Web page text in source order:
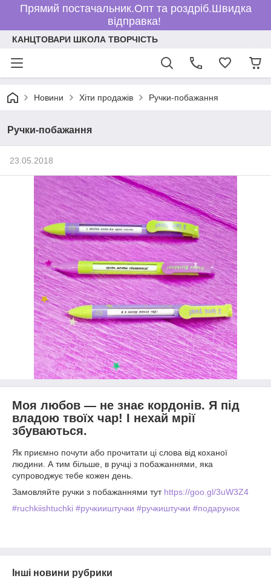
Прямий постачальник.Опт та роздріб.Швидка
відправка!
КАНЦТОВАРИ ШКОЛА ТВОРЧІСТЬ
Новини Хіти продажів Ручки-побажання
Ручки-побажання
23.05.2018
Моя любов — не знає кордонів. Я під
владою твоїх чар! І нехай мрії
збуваються.
Як приємно почути або прочитати ці слова від коханої
людини. А тим більше, в ручці з побажаннями, яка
супроводжує тебе кожен день.
Замовляйте ручки з побажаннями тут https://goo.gl/3uW3Z4
#ruchkiishtuchki #ручкииштучки #ручкиштучки #подарунок
Інші новини рубрики